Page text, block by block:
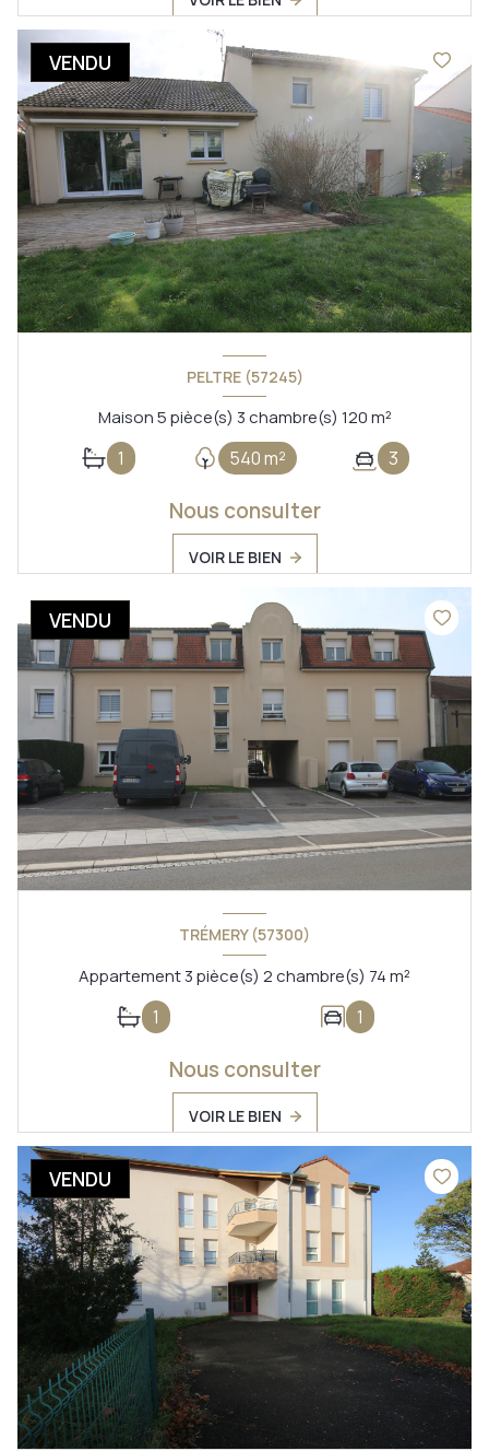
VENDU
PELTRE (57245)
Maison 5 pièce(s) 3 chambre(s) 120 m²
1 540 m² 3
Nous consulter
VOIR LE BIEN
VENDU
TRÉMERY (57300)
Appartement 3 pièce(s) 2 chambre(s) 74 m²
1 1
Nous consulter
VOIR LE BIEN
VENDU